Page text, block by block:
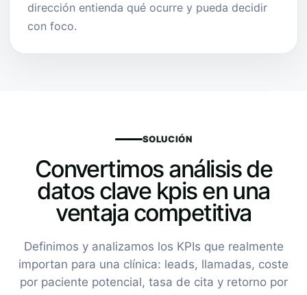
dirección entienda qué ocurre y pueda decidir
con foco.
SOLUCIÓN
Convertimos análisis de
datos clave kpis en una
ventaja competitiva
Definimos y analizamos los KPIs que realmente
importan para una clínica: leads, llamadas, coste
por paciente potencial, tasa de cita y retorno por